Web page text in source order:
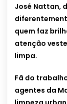
José Nattan,
quem faz
atenção
limpa.
Fã do
agentes da